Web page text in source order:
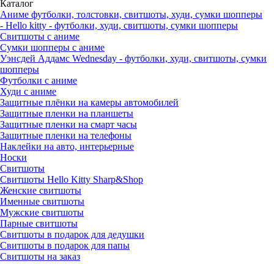
Каталог
Аниме футболки, толстовки, свитшоты, худи, сумки шопперы
- Hello kitty - футболки, худи, свитшоты, сумки шопперы
Свитшоты с аниме
Сумки шопперы с аниме
Уэнсдей Аддамс Wednesday - футболки, худи, свитшоты, сумки
шопперы
Футболки с аниме
Худи с аниме
Защитные плёнки на камеры автомобилей
Защитные пленки на планшеты
Защитные пленки на смарт часы
Защитные пленки на телефоны
Наклейки на авто, интерьерные
Носки
Свитшоты
Cвитшоты Hello Kitty Sharp&Shop
Женские свитшоты
Именные свитшоты
Мужские свитшоты
Парные свитшоты
Свитшоты в подарок для дедушки
Свитшоты в подарок для папы
Свитшоты на заказ